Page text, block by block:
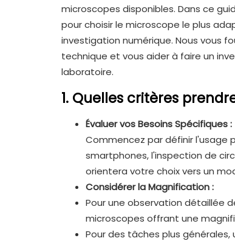
microscopes disponibles. Dans ce
pour choisir le microscope le plus
investigation numérique. Nous vous
technique et vous aider à faire un
laboratoire.
1. Quelles critères
Évaluer vos Besoins Spécifiques :
Commencez par définir l'usage
smartphones, l'inspection de
orientera votre choix vers un
Considérer la Magnification :
Pour une observation détaillée
microscopes offrant une
Pour des tâches plus